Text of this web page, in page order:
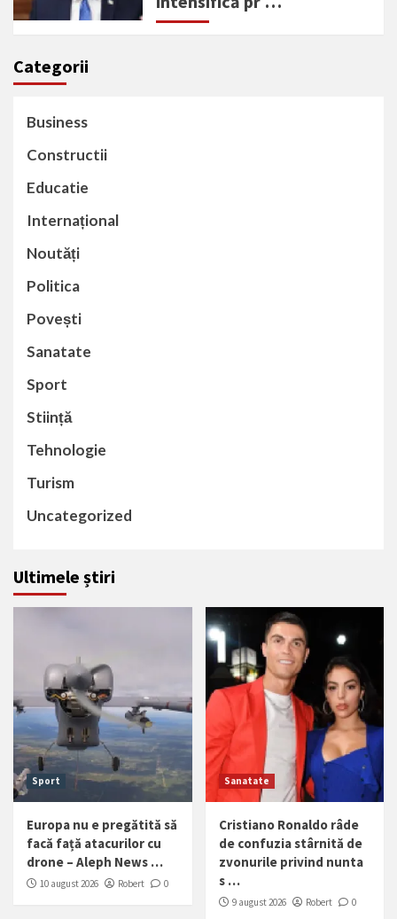
Categorii
Business
Constructii
Educatie
Internațional
Noutăți
Politica
Povești
Sanatate
Sport
Stiință
Tehnologie
Turism
Uncategorized
Ultimele știri
Sport
Europa nu e pregătită să
facă față atacurilor cu
drone – Aleph News …
10 august 2026 Robert 0
Sanatate
Cristiano Ronaldo râde
de confuzia stârnită de
zvonurile privind nunta
s …
9 august 2026 Robert 0